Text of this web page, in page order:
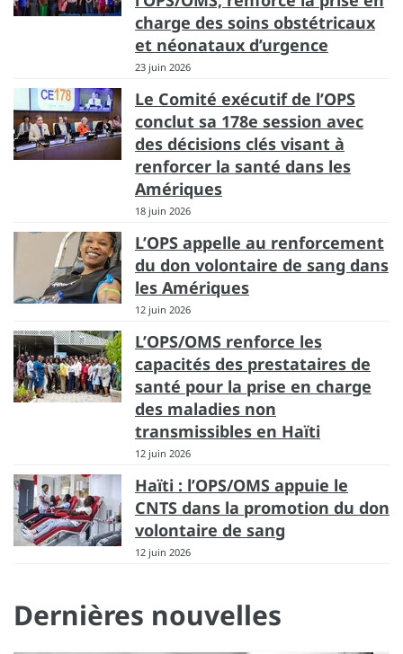
charge des soins obstétricaux
et néonataux d’urgence
23 juin 2026
Le Comité exécutif de l’OPS
conclut sa 178e session avec
des décisions clés visant à
renforcer la santé dans les
Amériques
18 juin 2026
L’OPS appelle au renforcement
du don volontaire de sang dans
les Amériques
12 juin 2026
L’OPS/OMS renforce les
capacités des prestataires de
santé pour la prise en charge
des maladies non
transmissibles en Haïti
12 juin 2026
Haïti : l’OPS/OMS appuie le
CNTS dans la promotion du don
volontaire de sang
12 juin 2026
Dernières nouvelles